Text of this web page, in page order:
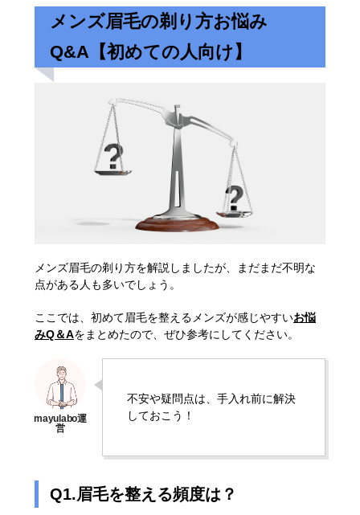
メンズ眉毛の剃り方お悩み
Q&A【初めての人向け】
メンズ眉毛の剃り方を解説しましたが、まだまだ不明な
点がある人も多いでしょう。
ここでは、初めて眉毛を整えるメンズが感じやすいお悩
みQ＆Aをまとめたので、ぜひ参考にしてください。
不安や疑問点は、手入れ前に解決
しておこう！
Q1.眉毛を整える頻度は？